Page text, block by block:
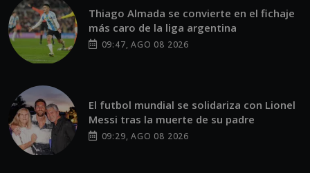
Thiago Almada se convierte en el fichaje
más caro de la liga argentina
09:47, AGO 08 2026
El futbol mundial se solidariza con Lionel
Messi tras la muerte de su padre
09:29, AGO 08 2026